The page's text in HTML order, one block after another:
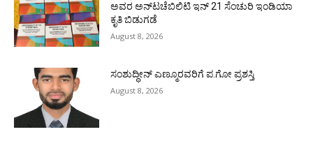
ಅವರ ಅನ್‌ಟಚೆಬಿಲಿಟಿ ಇನ್ 21 ಸೆಂಚುರಿ ಇಂಡಿಯಾ
ಕೃತಿ ಬಿಡುಗಡೆ
August 8, 2026
ಸಂಶುದ್ಧೀನ್ ಎಣ್ಮೂರವರಿಗೆ ಪ.ಗೋ ಪ್ರಶಸ್ತಿ
August 8, 2026